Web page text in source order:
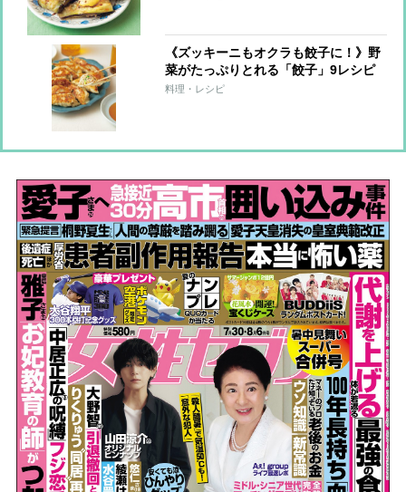
《ズッキーニもオクラも餃子に！》野
菜がたっぷりとれる「餃子」9レシピ
料理・レシピ